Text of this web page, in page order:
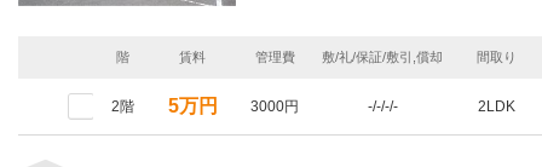
階 賃料 管理費 敷/礼/保証/敷引,償却 間取り
2階 5万円 3000円 -/-/-/- 2LDK